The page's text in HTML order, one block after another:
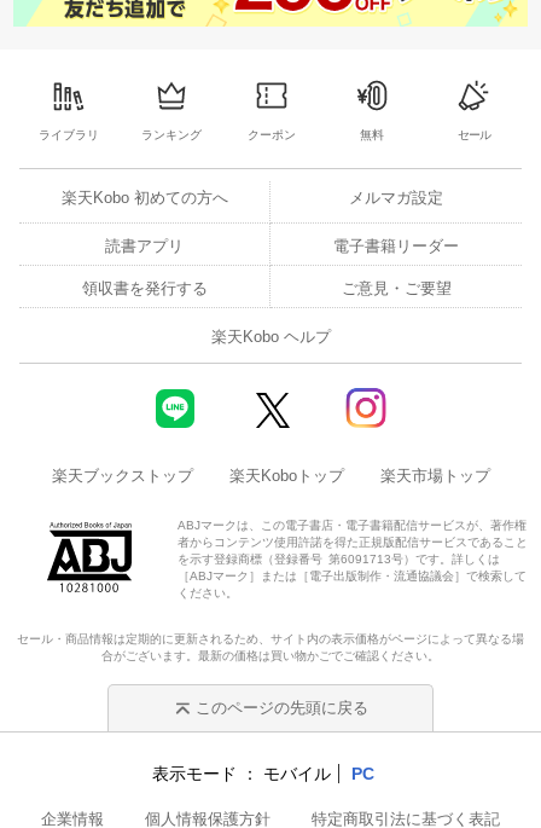
ライブラリ ランキング クーポン 無料 セール
楽天Kobo 初めての方へ メルマガ設定
読書アプリ 電子書籍リーダー
領収書を発行する ご意見・ご要望
楽天Kobo ヘルプ
楽天ブックストップ 楽天Koboトップ 楽天市場トップ
ABJマークは、この電子書店・電子書籍配信サービスが、著作権
者からコンテンツ使用許諾を得た正規版配信サービスであること
を示す登録商標（登録番号 第6091713号）です。詳しくは
［ABJマーク］または［電子出版制作・流通協議会］で検索して
ください。
セール・商品情報は定期的に更新されるため、サイト内の表示価格がページによって異なる場
合がございます。最新の価格は買い物かごでご確認ください。
このページの先頭に戻る
表示モード モバイル PC
企業情報 個人情報保護方針 特定商取引法に基づく表記